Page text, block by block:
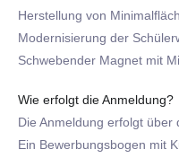
Herstellung von
Modernisierung der
Schwebender Magnet mit
Wie erfolgt die Anmeldung?
Die Anmeldung erfolgt über
Ein Bewerbungsbogen mit